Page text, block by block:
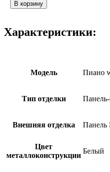
Пиано
В корзину
Характеристики:
Модель Пиано
Тип отделки
Внешняя отделка Панель
Цвет
металлоконструкции
Белый